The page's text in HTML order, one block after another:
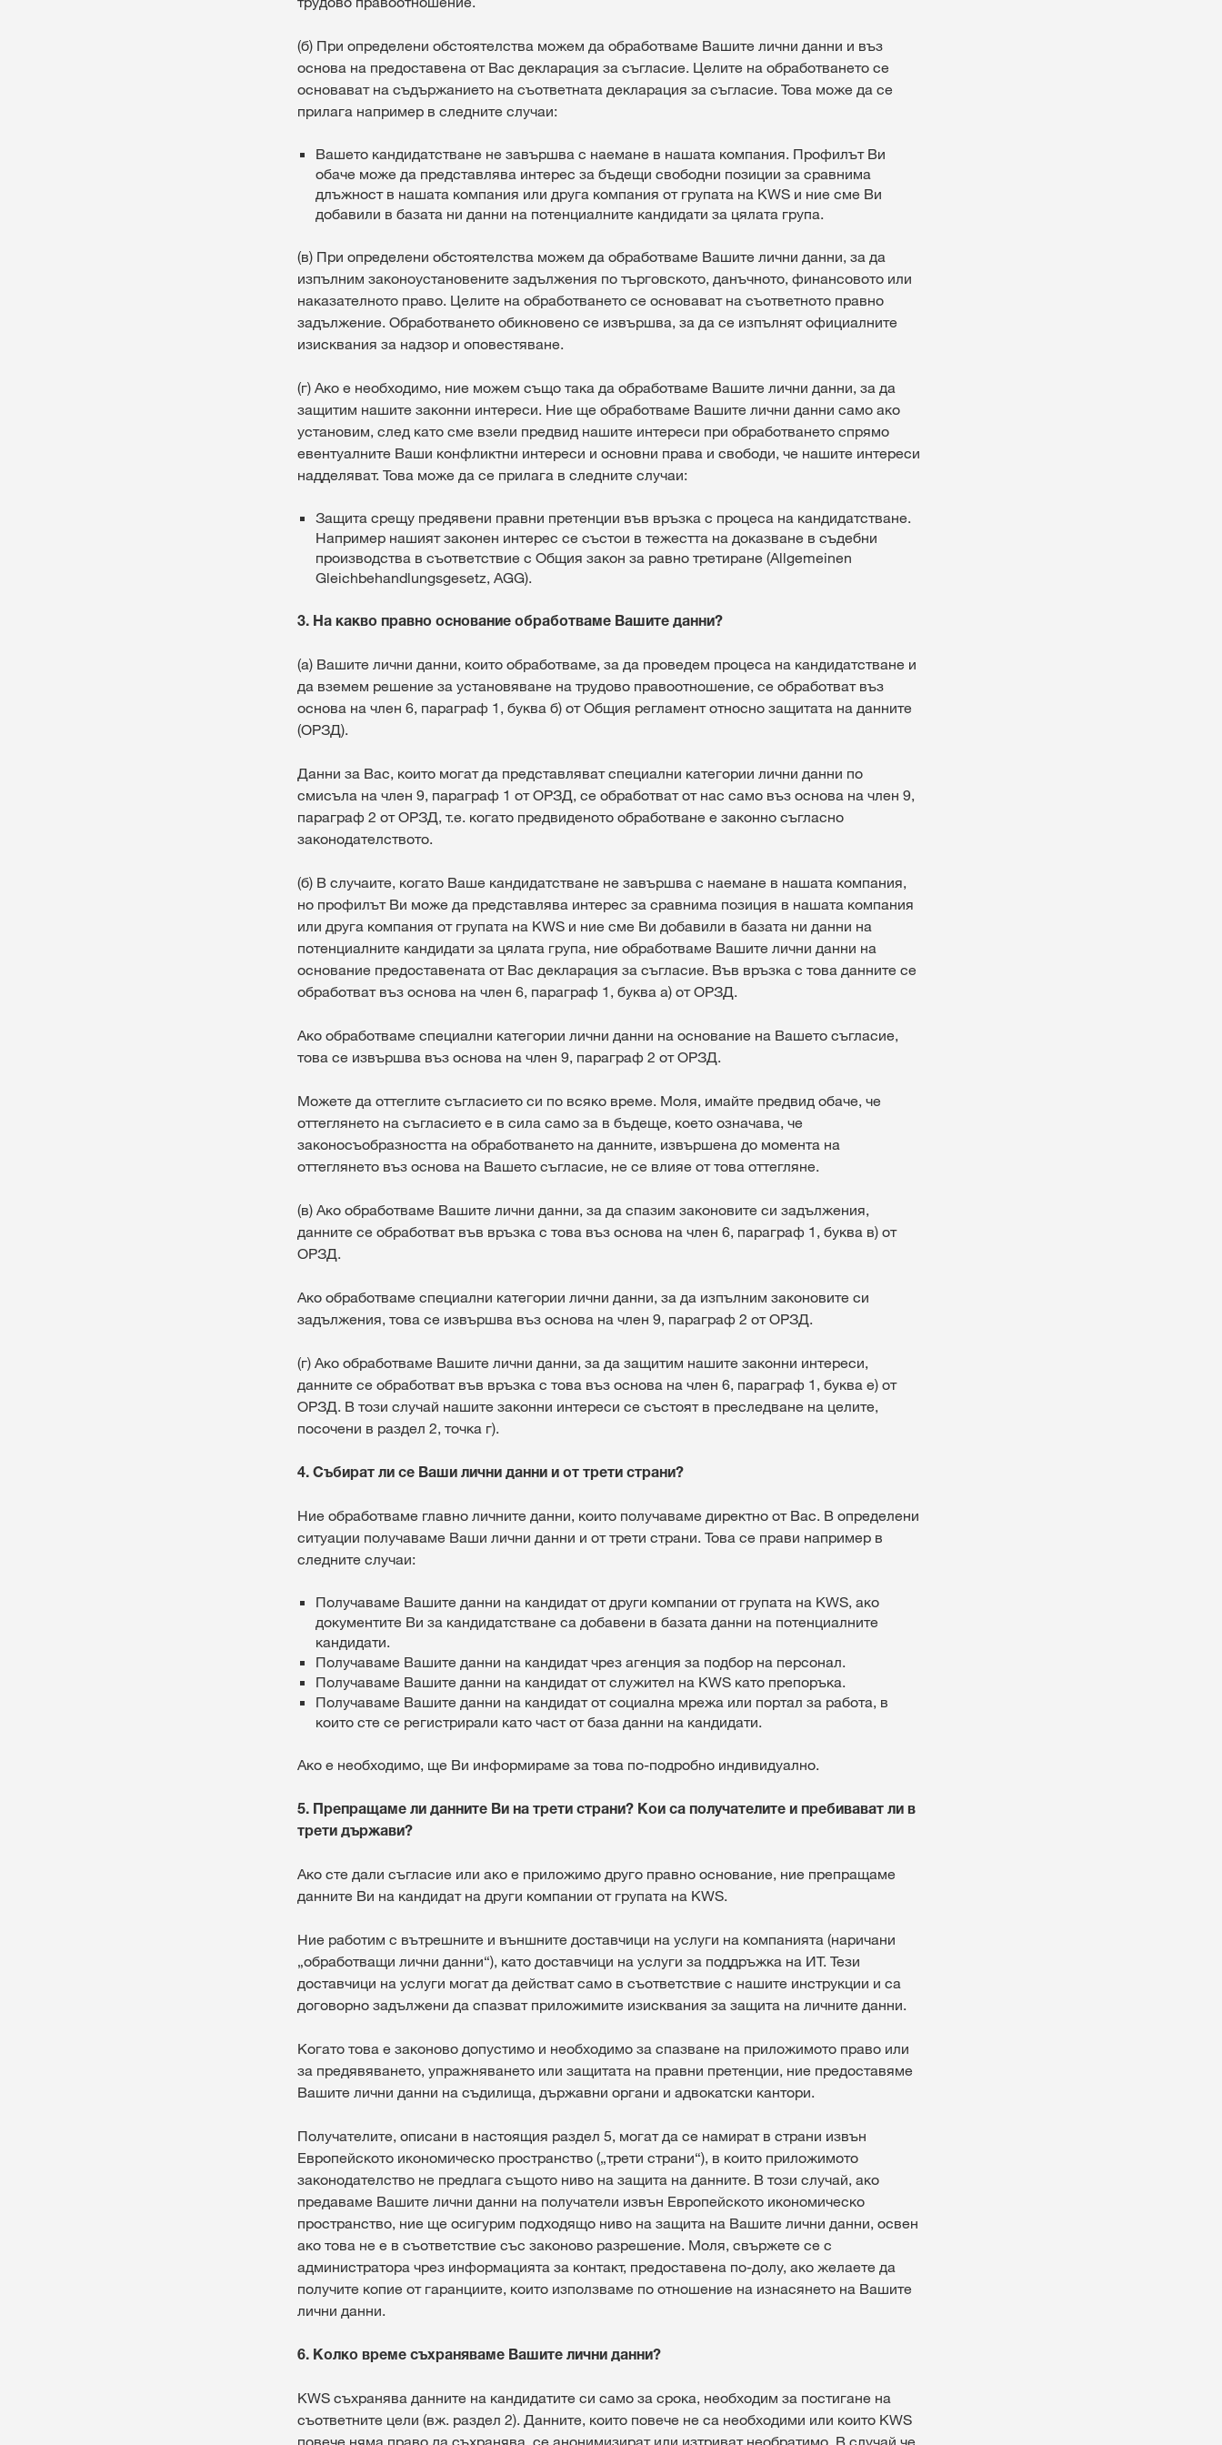
(б) При определени обстоятелства можем да обработваме Вашите лични данни и въз
основа на предоставена от Вас декларация за съгласие. Целите на обработването се
основават на съдържанието на съответната декларация за съгласие. Това може да се
прилага например в следните случаи:
Вашето кандидатстване не завършва с наемане в нашата компания. Профилът Ви
обаче може да представлява интерес за бъдещи свободни позиции за сравнима
длъжност в нашата компания или друга компания от групата на KWS и ние сме Ви
добавили в базата ни данни на потенциалните кандидати за цялата група.
(в) При определени обстоятелства можем да обработваме Вашите лични данни, за да
изпълним законоустановените задължения по търговското, данъчното, финансовото или
наказателното право. Целите на обработването се основават на съответното правно
задължение. Обработването обикновено се извършва, за да се изпълнят официалните
изисквания за надзор и оповестяване.
(г) Ако е необходимо, ние можем също така да обработваме Вашите лични данни, за да
защитим нашите законни интереси. Ние ще обработваме Вашите лични данни само ако
установим, след като сме взели предвид нашите интереси при обработването спрямо
евентуалните Ваши конфликтни интереси и основни права и свободи, че нашите интереси
надделяват. Това може да се прилага в следните случаи:
Защита срещу предявени правни претенции във връзка с процеса на кандидатстване.
Например нашият законен интерес се състои в тежестта на доказване в съдебни
производства в съответствие с Общия закон за равно третиране (Allgemeinen
Gleichbehandlungsgesetz, AGG).
3. На какво правно основание обработваме Вашите данни?
(а) Вашите лични данни, които обработваме, за да проведем процеса на кандидатстване и
да вземем решение за установяване на трудово правоотношение, се обработват въз
основа на член 6, параграф 1, буква б) от Общия регламент относно защитата на данните
(ОРЗД).
Данни за Вас, които могат да представляват специални категории лични данни по
смисъла на член 9, параграф 1 от ОРЗД, се обработват от нас само въз основа на член 9,
параграф 2 от ОРЗД, т.е. когато предвиденото обработване е законно съгласно
законодателството.
(б) В случаите, когато Ваше кандидатстване не завършва с наемане в нашата компания,
но профилът Ви може да представлява интерес за сравнима позиция в нашата компания
или друга компания от групата на KWS и ние cме Ви добавили в базата ни данни на
потенциалните кандидати за цялата група, ние обработваме Вашите лични данни на
основание предоставената от Вас декларация за съгласие. Във връзка с това данните се
обработват въз основа на член 6, параграф 1, буква а) от ОРЗД.
Ако обработваме специални категории лични данни на основание на Вашето съгласие,
това се извършва въз основа на член 9, параграф 2 от ОРЗД.
Можете да оттеглите съгласието си по всяко време. Моля, имайте предвид обаче, че
оттеглянето на съгласието е в сила само за в бъдеще, което означава, че
законосъобразността на обработването на данните, извършена до момента на
оттеглянето въз основа на Вашето съгласие, не се влияе от това оттегляне.
(в) Ако обработваме Вашите лични данни, за да спазим законовите си задължения,
данните се обработват във връзка с това въз основа на член 6, параграф 1, буква в) от
ОРЗД.
Ако обработваме специални категории лични данни, за да изпълним законовите си
задължения, това се извършва въз основа на член 9, параграф 2 от ОРЗД.
(г) Ако обработваме Вашите лични данни, за да защитим нашите законни интереси,
данните се обработват във връзка с това въз основа на член 6, параграф 1, буква е) от
ОРЗД. В този случай нашите законни интереси се състоят в преследване на целите,
посочени в раздел 2, точка г).
4. Събират ли се Ваши лични данни и от трети страни?
Ние обработваме главно личните данни, които получаваме директно от Вас. В определени
ситуации получаваме Ваши лични данни и от трети страни. Това се прави например в
следните случаи:
Получаваме Вашите данни на кандидат от други компании от групата на KWS, ако
документите Ви за кандидатстване са добавени в базата данни на потенциалните
кандидати.
Получаваме Вашите данни на кандидат чрез агенция за подбор на персонал.
Получаваме Вашите данни на кандидат от служител на KWS като препоръка.
Получаваме Вашите данни на кандидат от социална мрежа или портал за работа, в
които сте се регистрирали като част от база данни на кандидати.
Ако е необходимо, ще Ви информираме за това по-подробно индивидуално.
5. Препращаме ли данните Ви на трети страни? Кои са получателите и пребивават ли в
трети държави?
Ако сте дали съгласие или ако е приложимо друго правно основание, ние препращаме
данните Ви на кандидат на други компании от групата на KWS.
Ние работим с вътрешните и външните доставчици на услуги на компанията (наричани
„обработващи лични данни“), като доставчици на услуги за поддръжка на ИТ. Тези
доставчици на услуги могат да действат само в съответствие с нашите инструкции и са
договорно задължени да спазват приложимите изисквания за защита на личните данни.
Когато това е законово допустимо и необходимо за спазване на приложимото право или
за предявяването, упражняването или защитата на правни претенции, ние предоставяме
Вашите лични данни на съдилища, държавни органи и адвокатски кантори.
Получателите, описани в настоящия раздел 5, могат да се намират в страни извън
Европейското икономическо пространство („трети страни“), в които приложимото
законодателство не предлага същото ниво на защита на данните. В този случай, ако
предаваме Вашите лични данни на получатели извън Европейското икономическо
пространство, ние ще осигурим подходящо ниво на защита на Вашите лични данни, освен
ако това не е в съответствие със законово разрешение. Моля, свържете се с
администратора чрез информацията за контакт, предоставена по-долу, ако желаете да
получите копие от гаранциите, които използваме по отношение на изнасянето на Вашите
лични данни.
6. Колко време съхраняваме Вашите лични данни?
KWS съхранява данните на кандидатите си само за срока, необходим за постигане на
съответните цели (вж. раздел 2). Данните, които повече не са необходими или които KWS
повече няма право да съхранява, се анонимизират или изтриват необратимо. В случай че